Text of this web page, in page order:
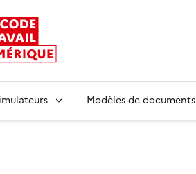
Modèles de documents